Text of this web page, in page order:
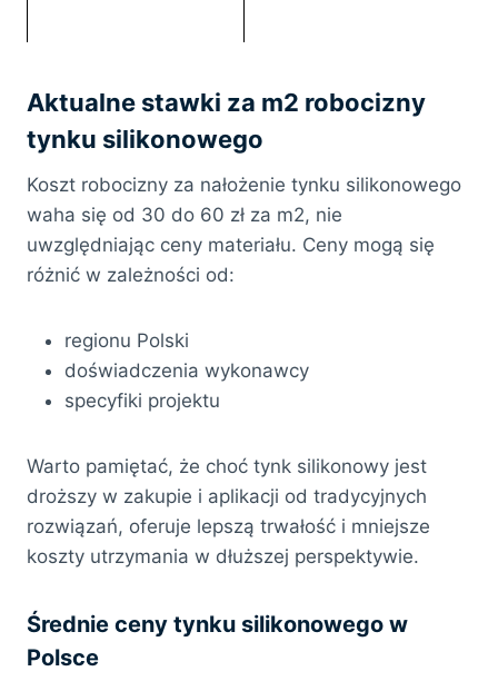
Aktualne stawki za m2 robocizny
tynku silikonowego
Koszt robocizny za nałożenie tynku silikonowego
waha się od 30 do 60 zł za m2, nie
uwzględniając ceny materiału. Ceny mogą się
różnić w zależności od:
regionu Polski
doświadczenia wykonawcy
specyfiki projektu
Warto pamiętać, że choć tynk silikonowy jest
droższy w zakupie i aplikacji od tradycyjnych
rozwiązań, oferuje lepszą trwałość i mniejsze
koszty utrzymania w dłuższej perspektywie.
Średnie ceny tynku silikonowego w
Polsce